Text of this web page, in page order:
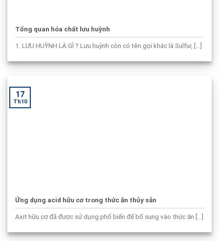
Tổng quan hóa chất lưu huỳnh
1. LƯU HUỲNH LÀ GÌ ? Lưu huỳnh còn có tên gọi khác là Sulfur, [...]
Ứng dụng acid hữu cơ trong thức ăn thủy sản
Axit hữu cơ đã được sử dụng phổ biến để bổ sung vào thức ăn [...]
17
Th10